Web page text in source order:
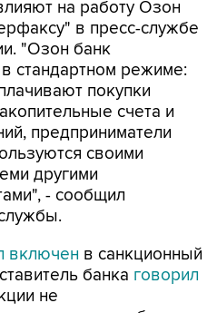
"Озон банк
стандартном режиме:
покупки
счета и
предприниматели
своими
другими
- сообщил
включен
не
юрлица и бизнес
банк не участвует в